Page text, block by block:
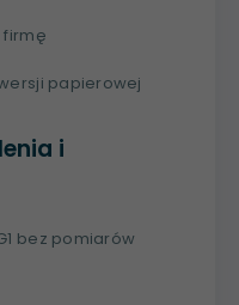
firmę
papierowej
i
bez pomiarów